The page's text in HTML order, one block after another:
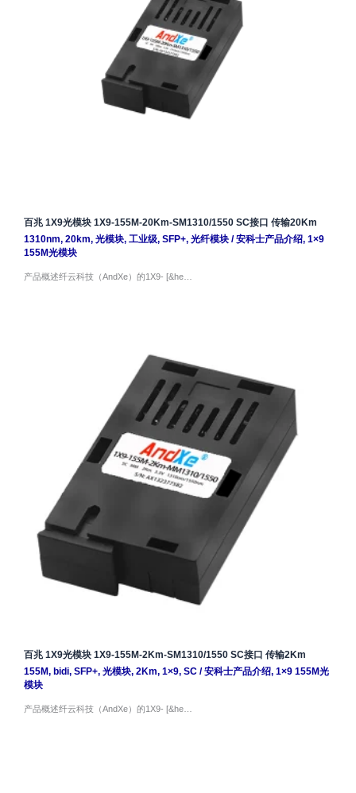
百兆 1X9光模块 1X9-155M-20Km-SM1310/1550 SC接口 传输20Km
1310nm, 20km, 光模块, 工业级, SFP+, 光纤模块/安科士产品介绍, 1×9
155M光模块
产品概述纤云科技（AndXe）的1X9- [&he…
百兆 1X9光模块 1X9-155M-2Km-SM1310/1550 SC接口 传输2Km
155M, bidi, SFP+, 光模块, 2Km, 1×9, SC/安科士产品介绍, 1×9 155M光
模块
产品概述纤云科技（AndXe）的1X9- [&he…